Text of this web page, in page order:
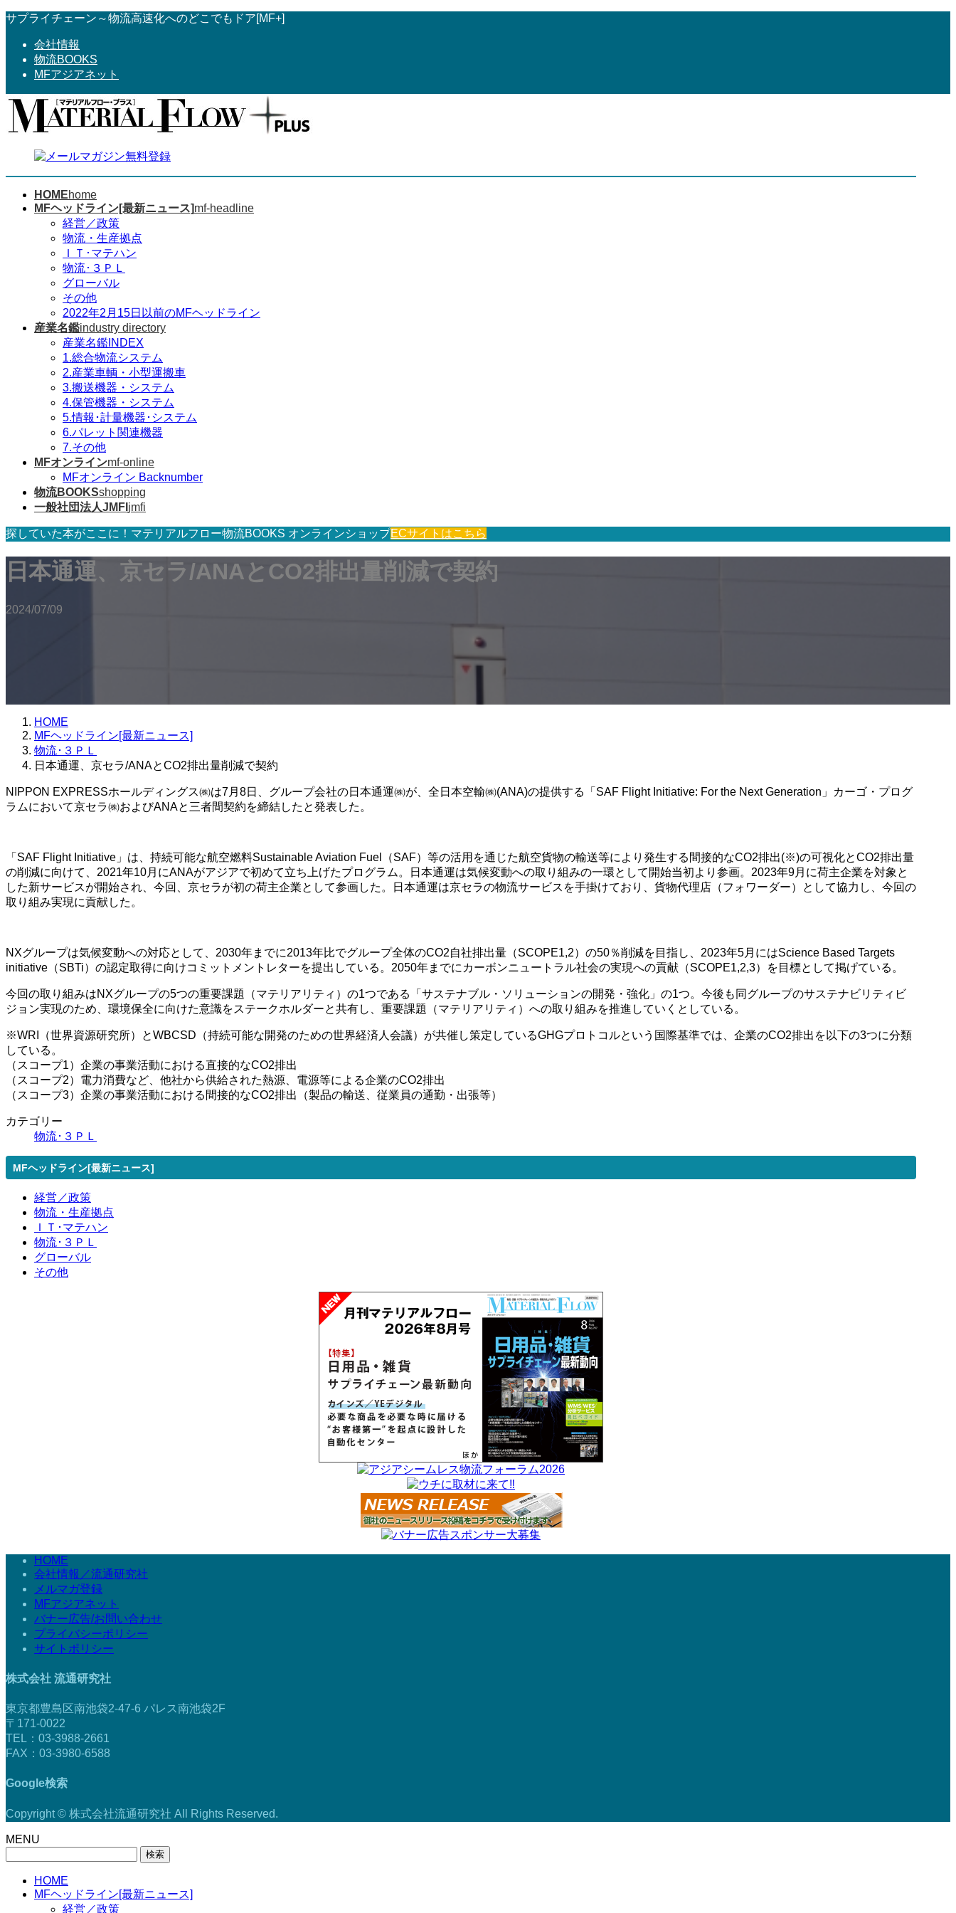
コ
へ
ス
ナ
ョ
ン
サプライチェーン～物流高速化へのどこでもドア[MF+]
会社情報
物流BOOKS
MFアジアネット
HOMEhome
MFヘッドライン[最新ニュース]mf-headline
経営／政策
物流・生産拠点
ＩＴ･マテハン
物流･３ＰＬ
グローバル
その他
2022年2月15日以前のMFヘッドライン
産業名鑑industry directory
産業名鑑INDEX
1.総合物流システム
2.産業車輌・小型運搬車
3.搬送機器・システム
4.保管機器・システム
5.情報･計量機器･システム
6.パレット関連機器
7.その他
MFオンラインmf-online
MFオンライン Backnumber
物流BOOKSshopping
一般社団法人JMFI jmfi
探していた本がここに！マテリアルフロー物流BOOKS オンラインショップECサイトはこちら
日本通運、京セラ/ANAとCO2排出量削減で契約
2024/07/09
HOME
MFヘッドライン[最新ニュース]
物流･３ＰＬ
日本通運、京セラ/ANAとCO2排出量削減で契約
NIPPON EXPRESSホールディングス㈱は7月8日、グループ会社の日本通運㈱が、全日本空輸㈱(ANA)の提供する「SAF Flight Initiative: For the Next Generation」カーゴ・プログ
ラムにおいて京セラ㈱およびANAと三者間契約を締結したと発表した。
「SAF Flight Initiative」は、持続可能な航空燃料Sustainable Aviation Fuel（SAF）等の活用を通じた航空貨物の輸送等により発生する間接的なCO2排出(※)の可視化とCO2排出量
の削減に向けて、2021年10月にANAがアジアで初めて立ち上げたプログラム。日本通運は気候変動への取り組みの一環として開始当初より参画。2023年9月に荷主企業を対象と
した新サービスが開始され、今回、京セラが初の荷主企業として参画した。日本通運は京セラの物流サービスを手掛けており、貨物代理店（フォワーダー）として協力し、今回の
取り組み実現に貢献した。
NXグループは気候変動への対応として、2030年までに2013年比でグループ全体のCO2自社排出量（SCOPE1,2）の50％削減を目指し、2023年5月にはScience Based Targets
initiative（SBTi）の認定取得に向けコミットメントレターを提出している。2050年までにカーボンニュートラル社会の実現への貢献（SCOPE1,2,3）を目標として掲げている。
今回の取り組みはNXグループの5つの重要課題（マテリアリティ）の1つである「サステナブル・ソリューションの開発・強化」の1つ。今後も同グループのサステナビリティビ
ジョン実現のため、環境保全に向けた意識をステークホルダーと共有し、重要課題（マテリアリティ）への取り組みを推進していくとしている。
※WRI（世界資源研究所）とWBCSD（持続可能な開発のための世界経済人会議）が共催し策定しているGHGプロトコルという国際基準では、企業のCO2排出を以下の3つに分類
している。
（スコープ1）企業の事業活動における直接的なCO2排出
（スコープ2）電力消費など、他社から供給された熱源、電源等による企業のCO2排出
（スコープ3）企業の事業活動における間接的なCO2排出（製品の輸送、従業員の通勤・出張等）
カテゴリー
物流･３ＰＬ
MFヘッドライン[最新ニュース]
経営／政策
物流・生産拠点
ＩＴ･マテハン
物流･３ＰＬ
グローバル
その他
HOME
会社情報／流通研究社
メルマガ登録
MFアジアネット
バナー広告/お問い合わせ
プライバシーポリシー
サイトポリシー
株式会社 流通研究社
東京都豊島区南池袋2-47-6 パレス南池袋2F
〒171-0022
TEL：03-3988-2661
FAX：03-3980-6588
Google検索
Copyright © 株式会社流通研究社 All Rights Reserved.
MENU
HOME
MFヘッドライン[最新ニュース]
経営／政策